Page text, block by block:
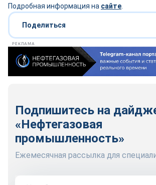
Подробная информация на сайте
Поделиться
РЕКЛАМА
Подпишитесь на
«Нефтегазовая
промышленность»
Ежемесячная рассылка для